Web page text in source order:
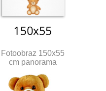
Fotoobraz 150x55
cm panorama